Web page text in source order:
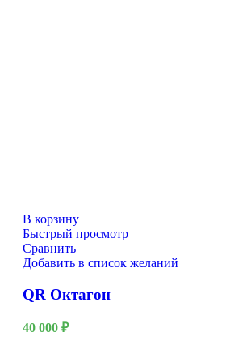
В корзину
Быстрый просмотр
Сравнить
Добавить в список желаний
QR Октагон
40 000 ₽